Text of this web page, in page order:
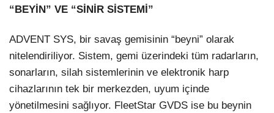
“BEYİN” VE “SİNİR SİSTEMİ”
ADVENT SYS, bir savaş gemisinin “beyni” olarak
nitelendiriliyor. Sistem, gemi üzerindeki tüm radarların,
sonarların, silah sistemlerinin ve elektronik harp
cihazlarının tek bir merkezden, uyum içinde
yönetilmesini sağlıyor. FleetStar GVDS ise bu beynin